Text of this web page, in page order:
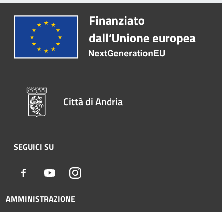
Città di Andria
SEGUICI SU
Facebook YoutubeInstagram
AMMINISTRAZIONE